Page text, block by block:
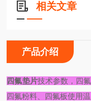
相关文章
产品介绍
四氟垫片技术参数，四
四氟粉料、四氟板使用